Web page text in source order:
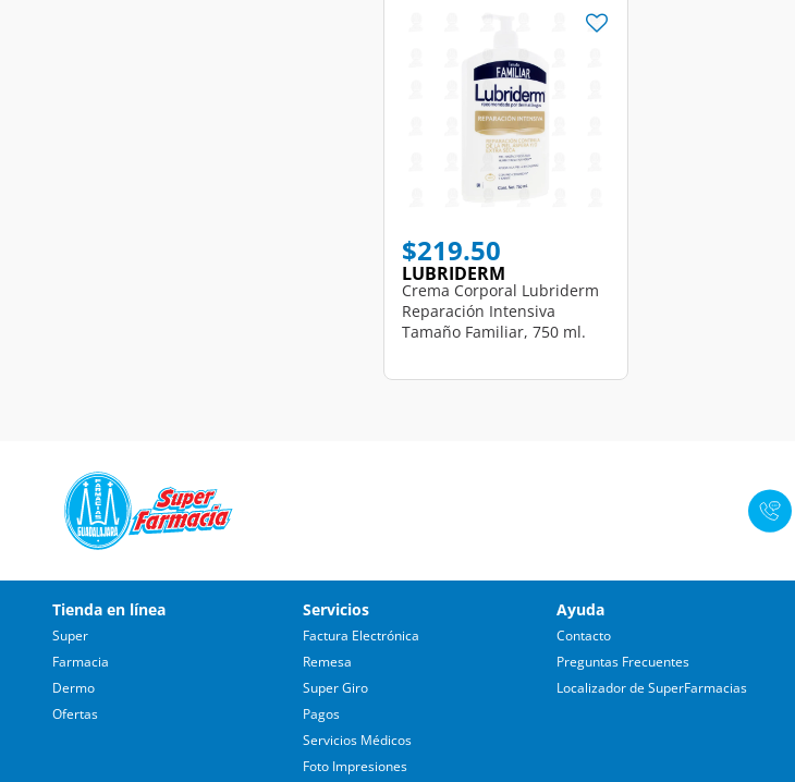
$219.50
LUBRIDERM
Crema Corporal Lubriderm
Reparación Intensiva
Tamaño Familiar, 750 ml.
Tienda en línea
Super
Farmacia
Dermo
Ofertas
Servicios
Factura Electrónica
Remesa
Super Giro
Pagos
Servicios Médicos
Foto Impresiones
Ayuda
Contacto
Preguntas Frecuentes
Localizador de SuperFarmacias